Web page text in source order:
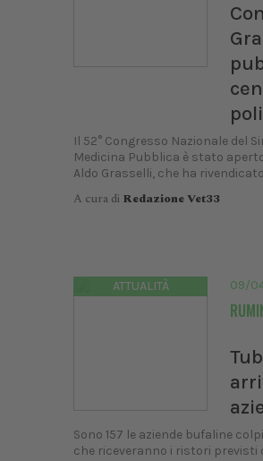
Il 52° Congresso Nazionale del
Medicina Pubblica è stato
Aldo Grasselli, che ha
A cura di Redazione Vet33
ATTUALITÀ 09/
Sono 157 le aziende bufaline
che riceveranno i ristori previsti